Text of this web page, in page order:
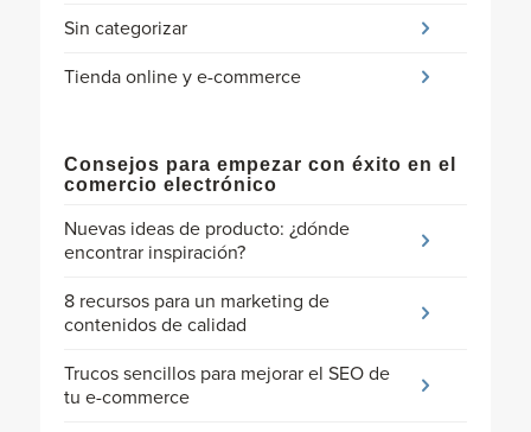
Sin categorizar
Tienda online y e-commerce
Consejos para empezar con éxito en el
comercio electrónico
Nuevas ideas de producto: ¿dónde
encontrar inspiración?
8 recursos para un marketing de
contenidos de calidad
Trucos sencillos para mejorar el SEO de
tu e-commerce